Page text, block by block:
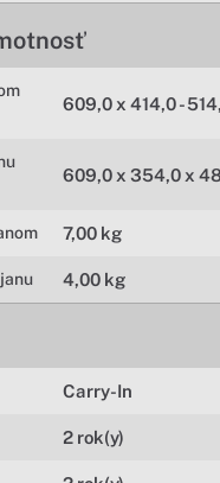
609,0 x 414,0 -
609,0 x 354,0 x
7,00 kg
4,00 kg
Carry-In
2 rok(y)